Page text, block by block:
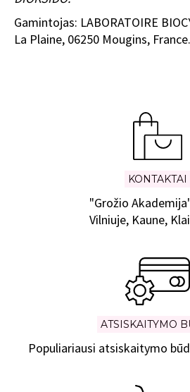
Gamintojas: LABORATOIRE
La Plaine, 06250 Mougins, France.
KONTAKTAI
"Grožio
Vilniuje, Kaune,
ATSISKAITYMO
Populiariausi atsiskaitymo